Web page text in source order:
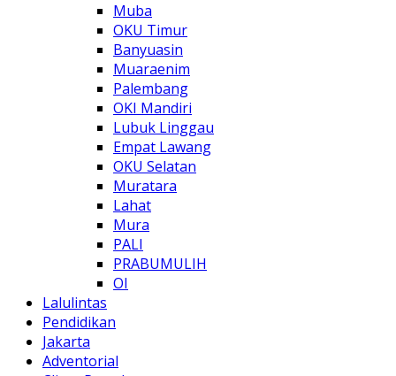
Muba
OKU Timur
Banyuasin
Muaraenim
Palembang
OKI Mandiri
Lubuk Linggau
Empat Lawang
OKU Selatan
Muratara
Lahat
Mura
PALI
PRABUMULIH
OI
Lalulintas
Pendidikan
Jakarta
Adventorial